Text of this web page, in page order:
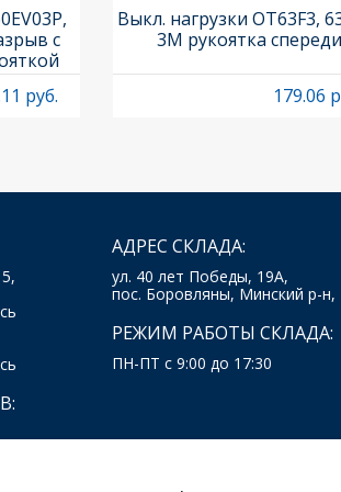
с
руб.
Выкл. нагрузки OT63F3,
3M рукоятка спереди
179.06
АДРЕС СКЛАДА:
ул. 40 лет Победы, 19А,
пос. Боровляны, Минский р-н,
РЕЖИМ РАБОТЫ СКЛАДА:
ПН-ПТ с 9:00 до 17:30